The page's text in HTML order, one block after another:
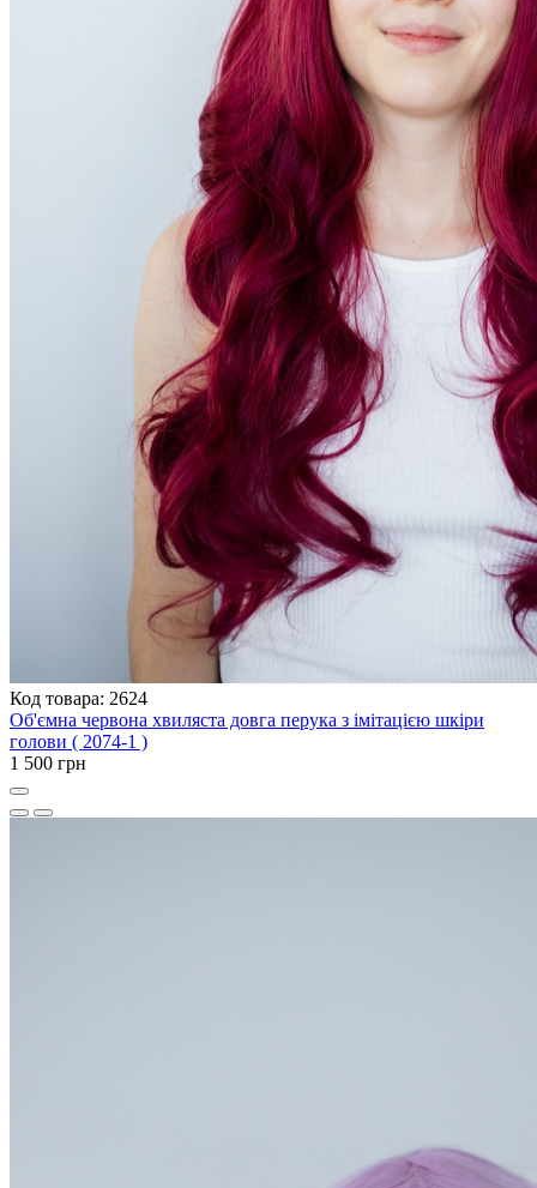
Код товара: 2624
Об'ємна червона хвиляста довга перука з імітацією шкіри
голови ( 2074-1 )
1 500 грн